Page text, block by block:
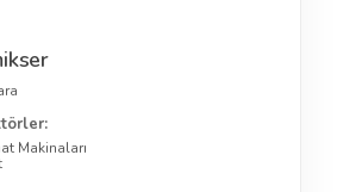
Makinaları